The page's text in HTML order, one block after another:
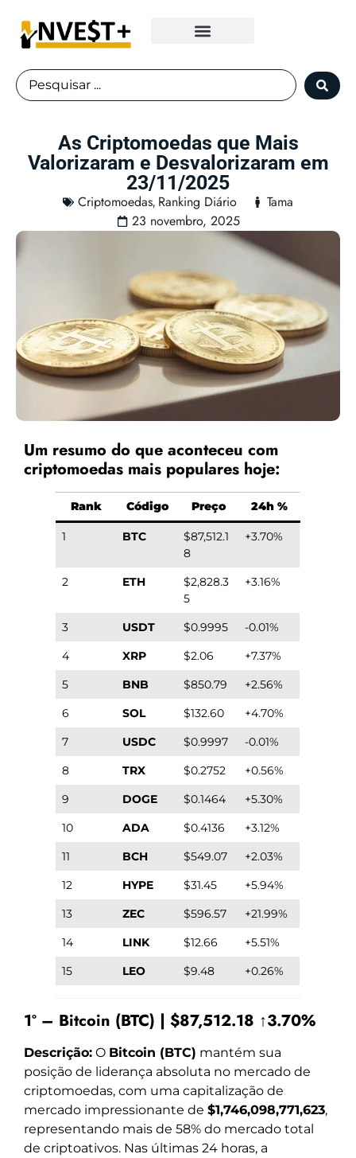
As Criptomoedas que Mais
Valorizaram e Desvalorizaram em
23/11/2025
Criptomoedas, Ranking Diário
Tama
23 novembro, 2025
Um resumo do que aconteceu com
criptomoedas mais populares hoje:
Rank Código Preço 24h %
1 BTC
$87,512.1
8
+3.70%
2 ETH
$2,828.3
5
+3.16%
3 USDT $0.9995
-0.01%
4
XRP $2.06
+7.37%
5
BNB $850.79
+2.56%
6
SOL $132.60
+4.70%
7
USDC $0.9997
-0.01%
8
TRX $0.2752
+0.56%
9
DOGE $0.1464
+5.30%
10
ADA $0.4136
+3.12%
11
BCH $549.07
+2.03%
12
HYPE $31.45
+5.94%
13
ZEC $596.57
+21.99%
14
LINK $12.66
+5.51%
15
LEO $9.48 +0.26%
1º – Bitcoin (BTC) | $87,512.18 ↑3.70%
Descrição: O Bitcoin (BTC) mantém sua
posição de liderança absoluta no mercado de
criptomoedas, com uma capitalização de
mercado impressionante de $1,746,098,771,623,
representando mais de 58% do mercado total
de criptoativos. Nas últimas 24 horas, a